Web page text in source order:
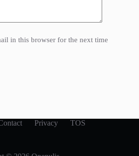
in this browser for the next time
Privacy TOS